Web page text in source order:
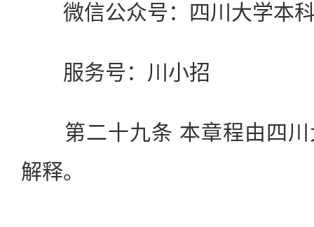
微信公众号：四川大学本
服务号：川小招
第二十九条 本章程由四川
解释。